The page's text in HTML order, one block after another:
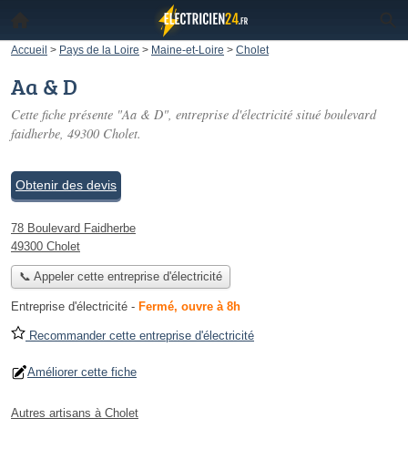
Accueil > Pays de la Loire > Maine-et-Loire > Cholet
Aa & D
Cette fiche présente "Aa & D", entreprise d'électricité situé boulevard
faidherbe, 49300 Cholet.
Obtenir des devis
78 Boulevard Faidherbe
49300 Cholet
📞 Appeler cette entreprise d'électricité
Entreprise d'électricité - Fermé, ouvre à 8h
Recommander cette entreprise d'électricité
Améliorer cette fiche
Autres artisans à Cholet